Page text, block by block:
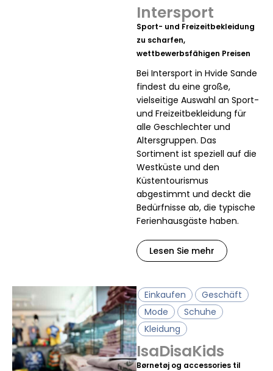
Intersport
Sport- und Freizeitbekleidung
zu scharfen,
wettbewerbsfähigen Preisen
Bei Intersport in Hvide Sande
findest du eine große,
vielseitige Auswahl an Sport-
und Freizeitbekleidung für
alle Geschlechter und
Altersgruppen. Das
Sortiment ist speziell auf die
Westküste und den
Küstentourismus
abgestimmt und deckt die
Bedürfnisse ab, die typische
Ferienhausgäste haben.
Lesen Sie mehr
Einkaufen
Geschäft
Mode
Schuhe
Kleidung
IsaDisaKids
Børnetøj og accessories til